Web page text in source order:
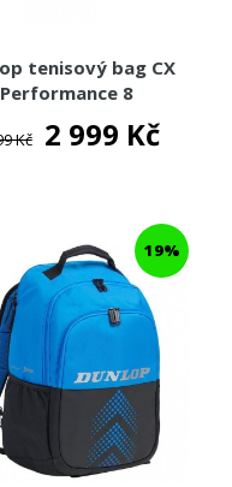
tenisový bag CX
Performance 8
Kč 2 999 Kč
19%